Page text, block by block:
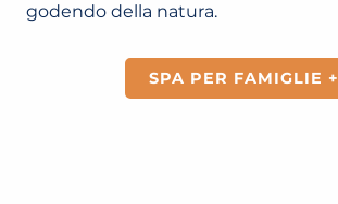
godendo della natura.
SPA PER FAMIGLIE +